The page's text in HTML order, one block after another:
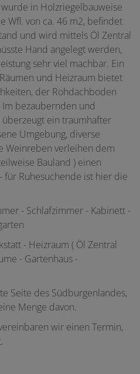
in Holzriegelbauweise
Wfl. von ca. 46 m2, befindet
und wird mittels Öl Zentral
Hand angelegt werden,
sehr viel machbar. Ein
und Heizraum bietet
der Rohdachboden
bezaubernden und
ein traumhafter
Umgebung, diverse
Weinreben verleihen dem
Bauland ) einen
für Ruhesuchende ist hier die
- Schlafzimmer - Kabinett -
- Heizraum ( Öl Zentral
- Gartenhaus -
Seite des Südburgenlandes,
Menge davon.
wir einen Termin,